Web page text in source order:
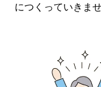
につくっていきま